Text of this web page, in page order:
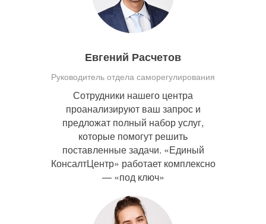
Евгений Расчетов
Руководитель отдела саморегулирования
Сотрудники нашего центра
проанализируют ваш запрос и
предложат полный набор услуг,
которые помогут решить
поставленные задачи. «Единый
КонсалтЦентр» работает комплексно
— «под ключ»